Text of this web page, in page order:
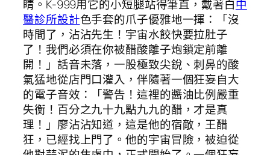
睛。K-999用它的小短腿站得筆直，戴著白中
醫診所設計色手套的爪子優雅地一揮：「沒
時間了，沾沾先生！宇宙水餃快要拉肚子
了！我們必須在你被醋酸離子炮鎖定前離
開！」話音未落，一股極致尖銳、刺鼻的酸
氣猛地從店門口灌入，伴隨著一個狂妄自大
的電子音效：「警告！這裡的醬油比例嚴重
失衡！百分之九十九點九九的醋，才是真
理！」廖沾沾知道，這是他的宿敵，王醋
狂，已經找上門了。他的宇宙冒險，被迫從